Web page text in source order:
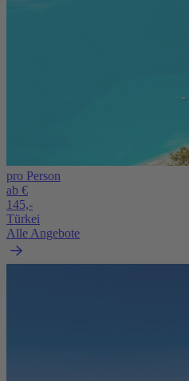
pro Person
ab €
145,-
Türkei
Alle Angebote